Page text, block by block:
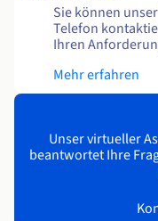
Sie können
Telefon
Ihren
Mehr erfahren
Unser virtueller
beantwortet Ihre